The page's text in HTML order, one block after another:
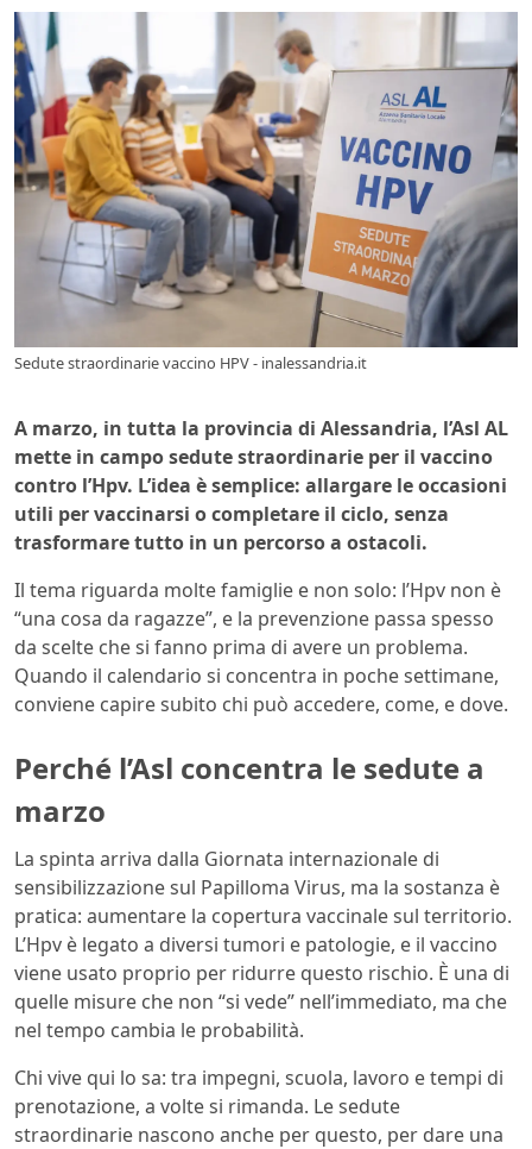
Sedute straordinarie vaccino HPV - inalessandria.it
A marzo, in tutta la provincia di Alessandria, l’Asl AL
mette in campo sedute straordinarie per il vaccino
contro l’Hpv. L’idea è semplice: allargare le occasioni
utili per vaccinarsi o completare il ciclo, senza
trasformare tutto in un percorso a ostacoli.
Il tema riguarda molte famiglie e non solo: l’Hpv non è
“una cosa da ragazze”, e la prevenzione passa spesso
da scelte che si fanno prima di avere un problema.
Quando il calendario si concentra in poche settimane,
conviene capire subito chi può accedere, come, e dove.
Perché l’Asl concentra le sedute a
marzo
La spinta arriva dalla Giornata internazionale di
sensibilizzazione sul Papilloma Virus, ma la sostanza è
pratica: aumentare la copertura vaccinale sul territorio.
L’Hpv è legato a diversi tumori e patologie, e il vaccino
viene usato proprio per ridurre questo rischio. È una di
quelle misure che non “si vede” nell’immediato, ma che
nel tempo cambia le probabilità.
Chi vive qui lo sa: tra impegni, scuola, lavoro e tempi di
prenotazione, a volte si rimanda. Le sedute
straordinarie nascono anche per questo, per dare una